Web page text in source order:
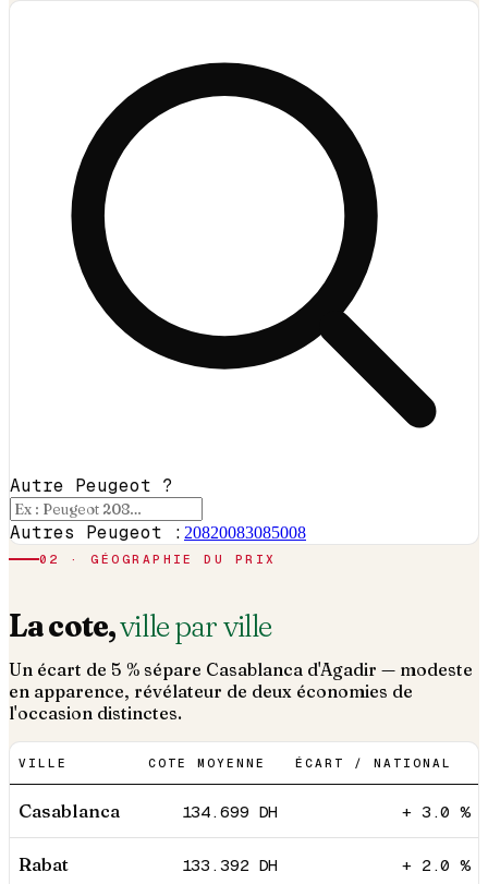
Autre Peugeot ?
Autres Peugeot : 20820083085008
02 · GÉOGRAPHIE DU PRIX
La cote,ville par ville
Un écart de 5 % sépare Casablanca d'Agadir — modeste
en apparence, révélateur de deux économies de
l'occasion distinctes.
VILLE COTE MOYENNE ÉCART / NATIONAL
Casablanca 134.699 DH + 3.0 %
Rabat 133.392 DH + 2.0 %